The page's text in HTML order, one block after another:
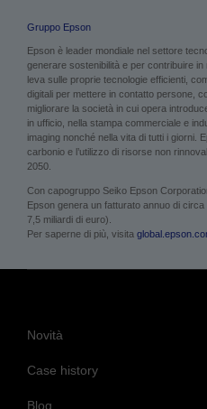
Gruppo Epson
Epson è leader mondiale nel settore
generare sostenibilità e per contribuire
leva sulle proprie tecnologie efficienti,
digitali per mettere in contatto persone,
migliorare la società in cui opera
in ufficio, nella stampa commerciale e
imaging nonché nella vita di tutti i giorni.
carbonio e l’utilizzo di risorse non
2050.
Con capogruppo Seiko Epson
Epson genera un fatturato annuo di
7,5 miliardi di euro).
Per saperne di più, visita
Novità
Case history
Blog